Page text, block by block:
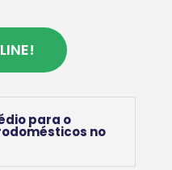
para o
no